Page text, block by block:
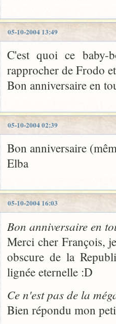
05-10-2004 13:49
C'est quoi ce baby-
rapprocher de Frodo
Bon anniversaire en
05-10-2004 02:39
Bon anniversaire
Elba
05-10-2004 16:03
Bon anniversaire en
Merci cher François,
obscure de la
lignée eternelle :D
Ce n'est pas de la
Bien répondu mon